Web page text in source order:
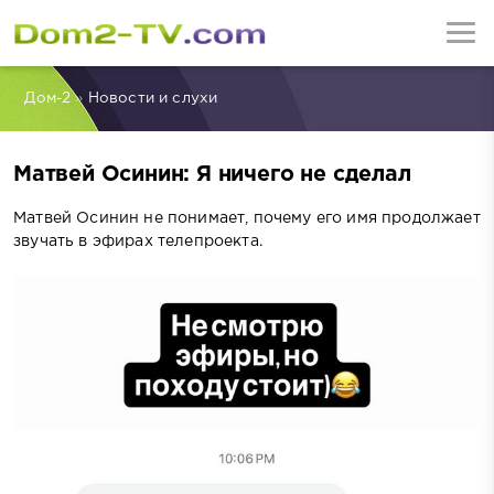
Дом-2» Новости и слухи
Матвей Осинин: Я ничего не сделал
Матвей Осинин не понимает, почему его имя продолжает
звучать в эфирах телепроекта.